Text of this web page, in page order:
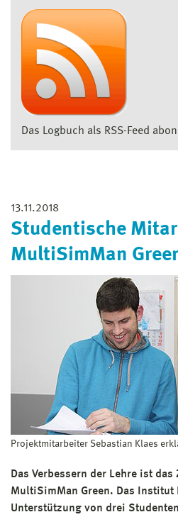
Das Logbuch als RSS-Feed
13.11.2018
Studentische
MultiSimMan
Projektmitarbeiter Sebastian Klaes
Das Verbessern der Lehre ist
MultiSimMan Green. Das Institut
Unterstützung von drei